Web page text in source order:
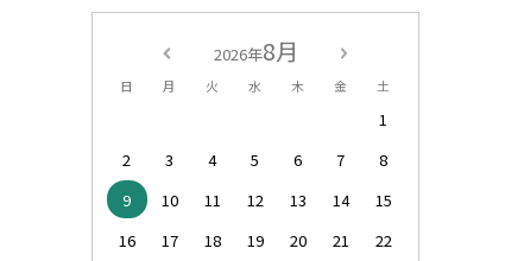
2026年8月
日 月 火 水 木 金 土
1
2
3 4 5 6 7
8
9
10 11 12 13 14
15
16
17 18 19 20 21
22